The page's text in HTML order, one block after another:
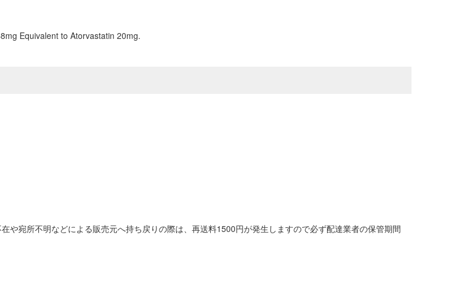
Equivalent to Atorvastatin 20mg.
や宛所不明などによる販売元へ持ち戻りの際は、再送料1500円が発生しますので必ず配達業者の保管期間